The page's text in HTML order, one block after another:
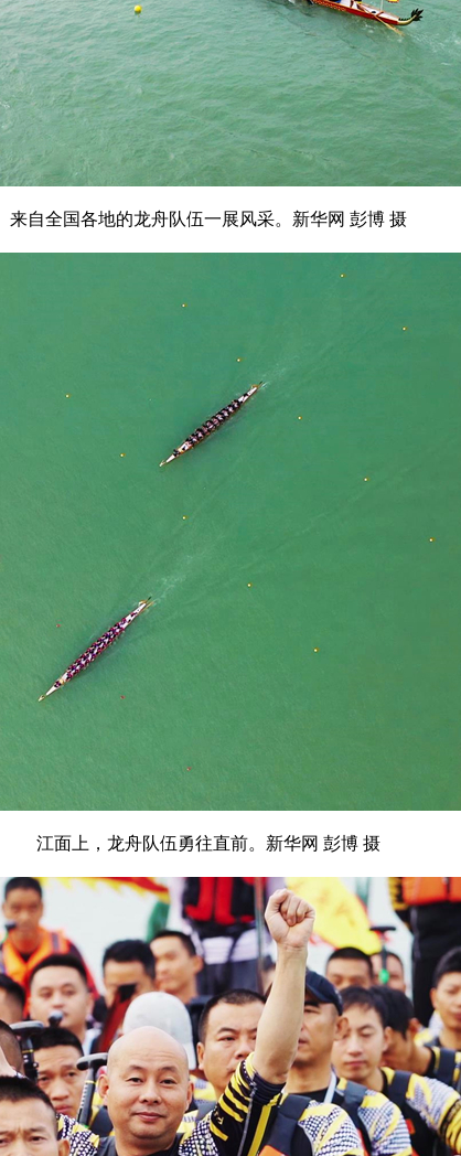
来自全国各地的龙舟队伍一展风采。新华网 彭博 摄
江面上，龙舟队伍勇往直前。新华网 彭博 摄